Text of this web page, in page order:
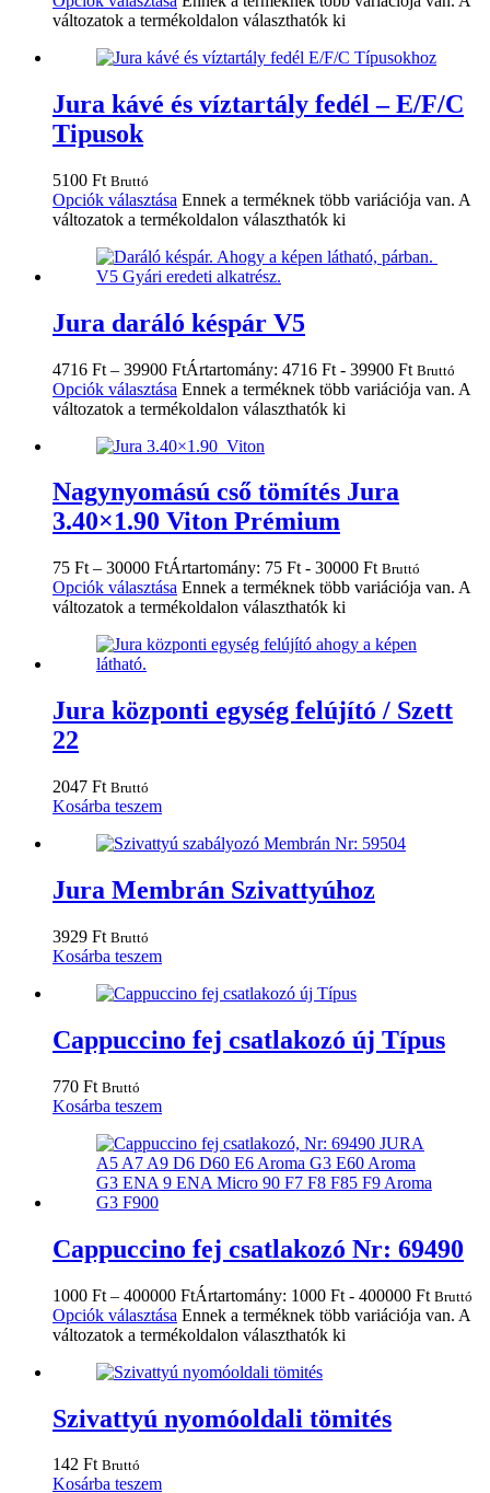
változatok a termékoldalon választhatók ki
Jura kávé és víztartály fedél – E/F/C
Tipusok
5100 Ft Bruttó
Opciók választása Ennek a terméknek több variációja van. A
változatok a termékoldalon választhatók ki
Jura daráló késpár V5
4716 Ft – 39900 FtÁrtartomány: 4716 Ft - 39900 Ft Bruttó
Opciók választása Ennek a terméknek több variációja van. A
változatok a termékoldalon választhatók ki
Nagynyomású cső tömítés Jura
3.40×1.90 Viton Prémium
75 Ft – 30000 FtÁrtartomány: 75 Ft - 30000 Ft Bruttó
Opciók választása Ennek a terméknek több variációja van. A
változatok a termékoldalon választhatók ki
Jura központi egység felújító / Szett
22
2047 Ft Bruttó
Kosárba teszem
Jura Membrán Szivattyúhoz
3929 Ft Bruttó
Kosárba teszem
Cappuccino fej csatlakozó új Típus
770 Ft Bruttó
Kosárba teszem
Cappuccino fej csatlakozó Nr: 69490
1000 Ft – 400000 FtÁrtartomány: 1000 Ft - 400000 Ft Bruttó
Opciók választása Ennek a terméknek több variációja van. A
változatok a termékoldalon választhatók ki
Szivattyú nyomóoldali tömités
142 Ft Bruttó
Kosárba teszem